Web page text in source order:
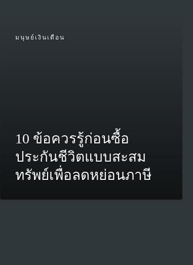
มนุษย์เงินเดือน
10 ข้อควรรู้ก่อนซื้อ
ประกันชีวิตแบบสะสม
ทรัพย์เพื่อลดหย่อนภาษี